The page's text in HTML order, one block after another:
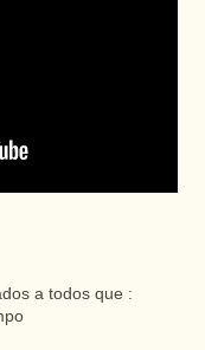
a todos que :